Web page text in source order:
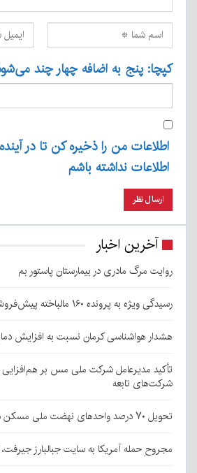
کپچا: پنج به اضافه چهار چند
اطلاعات من را ذخیره کن تا در
اطلاعات نداشته باشم
آخرین اخبار
روایت مرگ مادری در بیمارستان پاستور بم
رسیدگی ویژه به پرونده ۱۶۰ مالباخته پیش‌فروش خودرو در زرند
هشدار هواشناسی کرمان نسبت به افزایش
تأکید مدیرعامل شرکت ملی مس بر هم‌افزایی
شرکت‌های تابعه
تحویل ۷۰ درصد واحدهای نهضت ملی مسکن در کرمان
مجروحِ حمله آمریکا به سایت جبالبارز